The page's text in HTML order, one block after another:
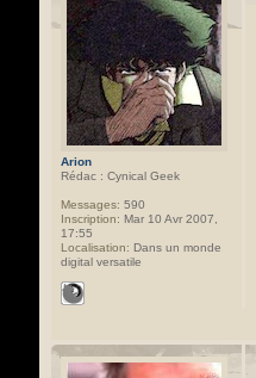
Arion
Rédac : Cynical Geek
Messages: 590
Inscription: Mar 10 Avr 2007,
17:55
Localisation: Dans un monde
digital versatile